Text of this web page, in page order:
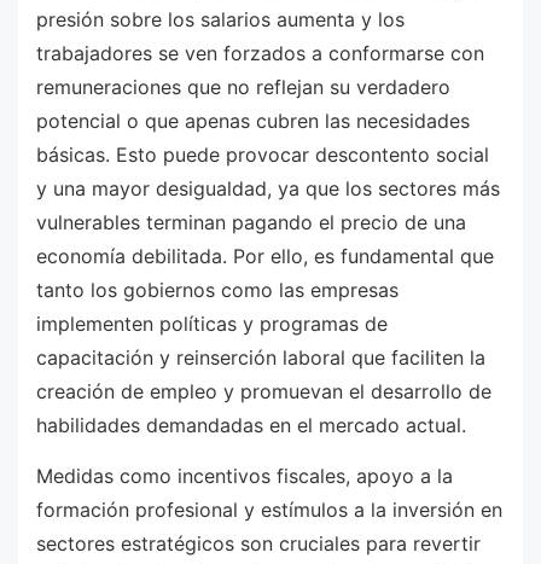
presión sobre los salarios aumenta y los
trabajadores se ven forzados a conformarse con
remuneraciones que no reflejan su verdadero
potencial o que apenas cubren las necesidades
básicas. Esto puede provocar descontento social
y una mayor desigualdad, ya que los sectores más
vulnerables terminan pagando el precio de una
economía debilitada. Por ello, es fundamental que
tanto los gobiernos como las empresas
implementen políticas y programas de
capacitación y reinserción laboral que faciliten la
creación de empleo y promuevan el desarrollo de
habilidades demandadas en el mercado actual.
Medidas como incentivos fiscales, apoyo a la
formación profesional y estímulos a la inversión en
sectores estratégicos son cruciales para revertir